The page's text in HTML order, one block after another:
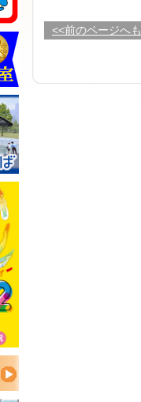
<<前のページへ